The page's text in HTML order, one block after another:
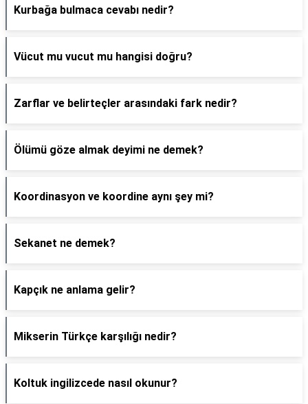
Kurbağa bulmaca cevabı nedir?
Vücut mu vucut mu hangisi doğru?
Zarflar ve belirteçler arasındaki fark nedir?
Ölümü göze almak deyimi ne demek?
Koordinasyon ve koordine aynı şey mi?
Sekanet ne demek?
Kapçık ne anlama gelir?
Mikserin Türkçe karşılığı nedir?
Koltuk ingilizcede nasıl okunur?